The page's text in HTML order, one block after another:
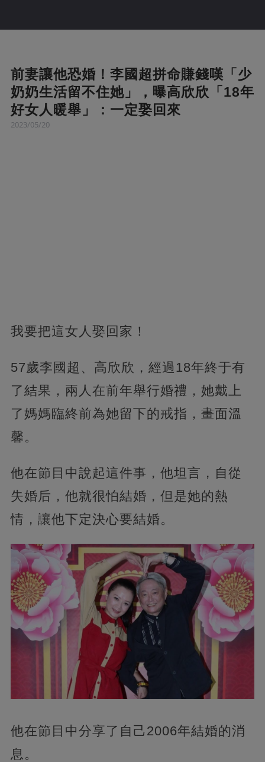
前妻讓他恐婚！李國超拼命賺錢嘆「少
奶奶生活留不住她」，曝高欣欣「18年
好女人暖舉」：一定娶回來
2023/05/20
我要把這女人娶回家！
57歲李國超、高欣欣，經過18年終于有
了結果，兩人在前年舉行婚禮，她戴上
了媽媽臨終前為她留下的戒指，畫面溫
馨。
他在節目中說起這件事，他坦言，自從
失婚后，他就很怕結婚，但是她的熱
情，讓他下定決心要結婚。
他在節目中分享了自己2006年結婚的消
息。